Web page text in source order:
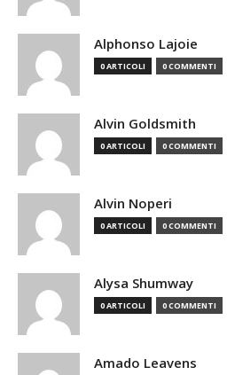
Alphonso Lajoie
0 ARTICOLI 0 COMMENTI
Alvin Goldsmith
0 ARTICOLI 0 COMMENTI
Alvin Noperi
0 ARTICOLI 0 COMMENTI
Alysa Shumway
0 ARTICOLI 0 COMMENTI
Amado Leavens